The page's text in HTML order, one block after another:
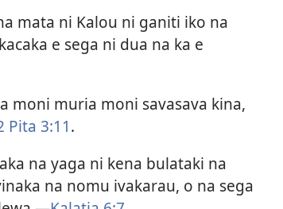
mata ni Kalou ni ganiti iko na
e sega ni dua na ka e
moni muria moni savasava kina,
Pita 3:11.
na yaga ni kena bulataki na
na nomu ivakarau, o na sega